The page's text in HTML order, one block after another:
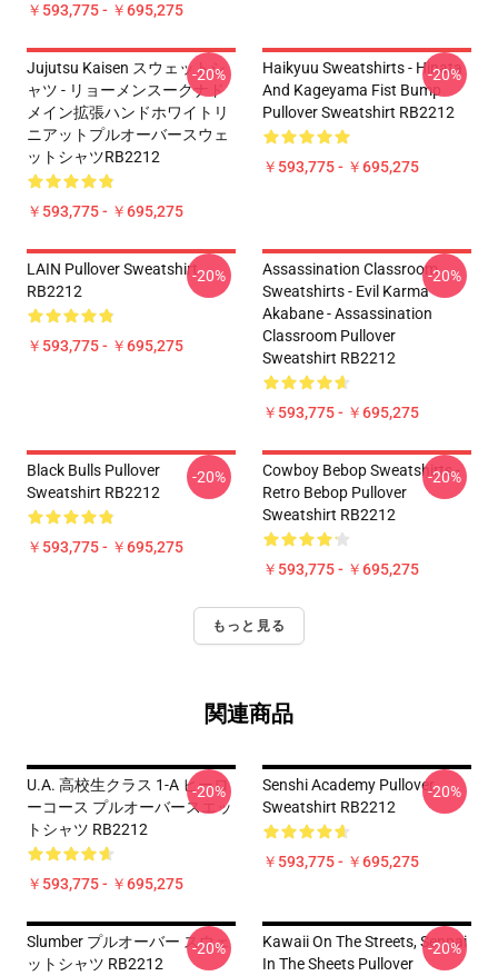
￥593,775 - ￥695,275
Jujutsu Kaisen スウェットシ
ャツ - リョーメンスークナド
メイン拡張ハンドホワイトリ
ニアットプルオーバースウェ
ットシャツRB2212
￥593,775 - ￥695,275
-20%
Haikyuu Sweatshirts - Hinata
And Kageyama Fist Bump
Pullover Sweatshirt RB2212
￥593,775 - ￥695,275
-20%
LAIN Pullover Sweatshirt
RB2212
￥593,775 - ￥695,275
-20%
Assassination Classroom
Sweatshirts - Evil Karma
Akabane - Assassination
Classroom Pullover
Sweatshirt RB2212
￥593,775 - ￥695,275
-20%
Black Bulls Pullover
Sweatshirt RB2212
￥593,775 - ￥695,275
-20%
Cowboy Bebop Sweatshirts -
Retro Bebop Pullover
Sweatshirt RB2212
￥593,775 - ￥695,275
-20%
もっと見る
関連商品
U.A. 高校生クラス 1-A ヒーロ
ーコース プルオーバースエッ
トシャツ RB2212
￥593,775 - ￥695,275
-20%
Senshi Academy Pullover
Sweatshirt RB2212
￥593,775 - ￥695,275
-20%
Slumber プルオーバー スウェ
ットシャツ RB2212
-20%
Kawaii On The Streets, Senpai
In The Sheets Pullover
-20%